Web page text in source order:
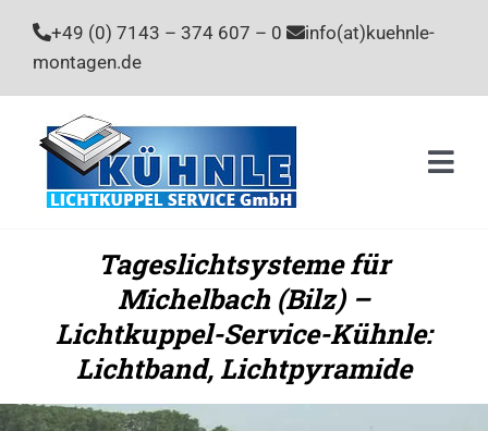
Inhalt
springen
+49 (0) 7143 – 374 607 – 0
info(at)kuehnle-
montagen.de
Tageslichtsysteme für
Michelbach (Bilz) –
Lichtkuppel-Service-Kühnle:
Lichtband, Lichtpyramide